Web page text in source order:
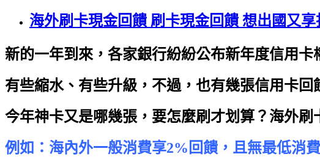
海外刷卡現金回饋 刷卡現金回饋 想出國又
新的一年到來，各家銀行紛紛公布新年度信用卡
有些縮水、有些升級，不過，也有幾張信用卡回
今年神卡又是哪幾張，要怎麼刷才划算？ 海外刷
例如：海內外一般消費享2%回饋，且無最低消